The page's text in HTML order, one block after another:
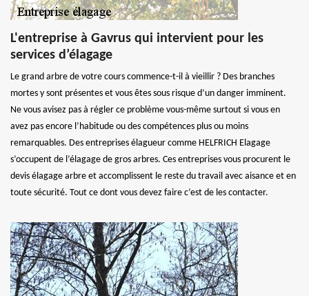
L'entreprise à Gavrus qui intervient pour les
services d’élagage
Le grand arbre de votre cours commence-t-il à vieillir ? Des branches
mortes y sont présentes et vous êtes sous risque d’un danger imminent.
Ne vous avisez pas à régler ce problème vous-même surtout si vous en
avez pas encore l’habitude ou des compétences plus ou moins
remarquables. Des entreprises élagueur comme HELFRICH Elagage
s’occupent de l’élagage de gros arbres. Ces entreprises vous procurent le
devis élagage arbre et accomplissent le reste du travail avec aisance et en
toute sécurité. Tout ce dont vous devez faire c’est de les contacter.